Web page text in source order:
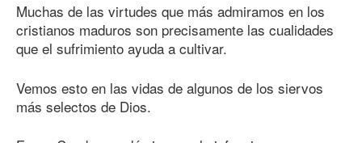
Muchas de las virtudes que más admiramos en los
cristianos maduros son precisamente las cualidades
que el sufrimiento ayuda a cultivar.
Vemos esto en las vidas de algunos de los siervos
más selectos de Dios.